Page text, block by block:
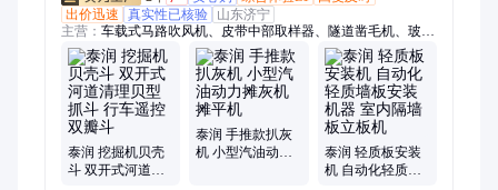
出价迅速
真实性已核验
山东济宁
主营： 车载式马路吹风机、皮带中部取样器、隧道凿毛机、玻璃
安装机械手、全自动升降柱、液压拔管机、洗车槽、清淤机器
人、龙门压力机、智能套丝机、短管置换、锚索切割机、履带遥
控绳锯机、电动绳锯机、树枝粉碎机、水泥道口板、手动液压剪
扩钳、箱式喷砂机、不锈钢水喷砂机、三滚轴摊铺机、电液推
杆、管道喷涂机器人、无动力吸盘、履带马路切割机
泰润 挖掘机贝壳
斗 双开式河道清
泰润 手推款扒灰
机 小型汽油动力
泰润 轻质板安装
机 自动化轻质墙